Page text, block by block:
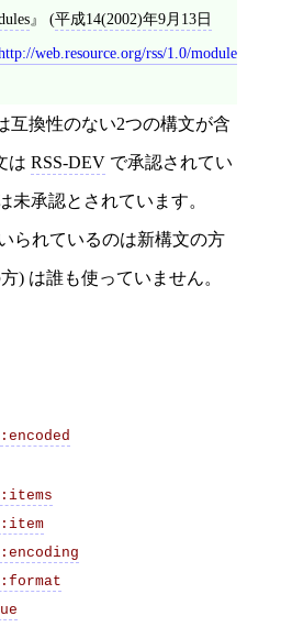
(平成14(2002)年9月13日
web.resource.org/rss/1.0/module
互換性のない2つの構文が含
は RSS-DEV で承認されてい
未承認とされています。
られているのは新構文の方
) は誰も使っていません。